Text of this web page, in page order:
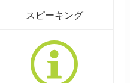
スピーキング